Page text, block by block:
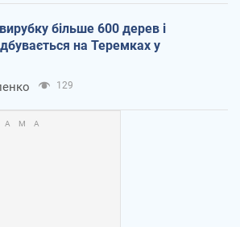
більше 600 дерев і
на Теремках у
129